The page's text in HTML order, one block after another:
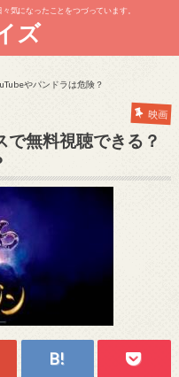
気になったことをつづっています。
ズ
やパンドラは危険？
映画
で無料視聴できる？